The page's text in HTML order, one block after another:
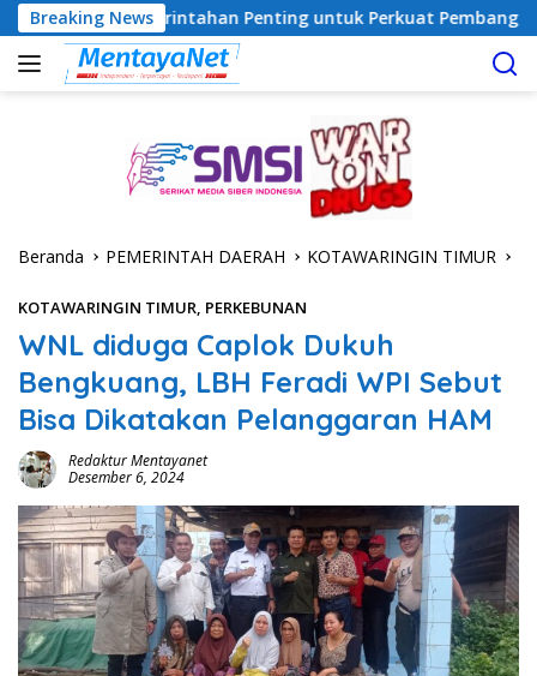
Langsung
ke
konten
Breaking News
Penting untuk Perkuat Pembangunan Desa
Beranda PEMERINTAH DAERAH KOTAWARINGIN TIMUR
KOTAWARINGIN TIMUR, PERKEBUNAN
WNL diduga Caplok Dukuh
Bengkuang, LBH Feradi WPI Sebut
Bisa Dikatakan Pelanggaran HAM
Redaktur Mentayanet
Desember 6, 2024